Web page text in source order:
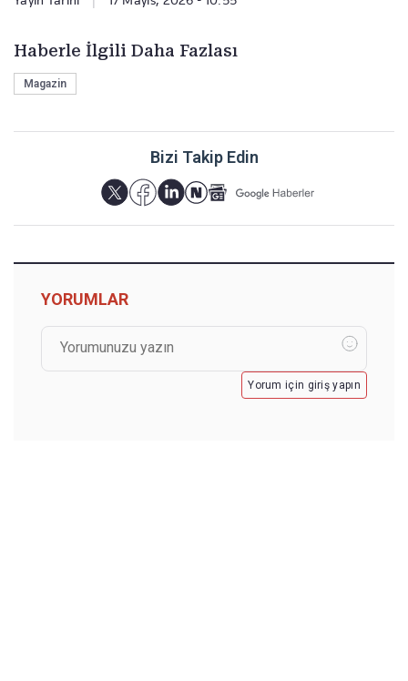
Haberle İlgili Daha Fazlası
Magazin
Bizi Takip Edin
YORUMLAR
Yorum için giriş yapın